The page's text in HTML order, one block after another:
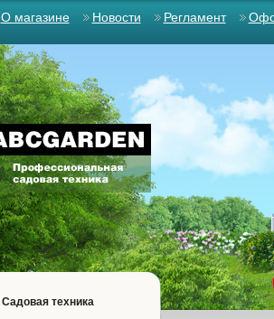
О магазине Новости Регламент
Садовая техника